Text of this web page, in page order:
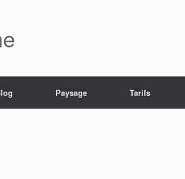
Paysage Tarifs